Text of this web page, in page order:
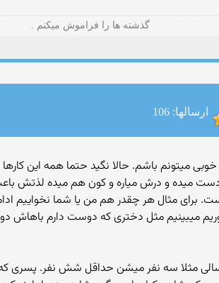
گذشته ها را فراموش میکنم .
ارسالها: 106
میتونم باشم. حالا نگید حتما همه این
میده و درش میاره و کون هم میده لذتش
برای مثال هر چقدر هم من یا شما نخواییم
میبینیم مثل دختری که دوست دارم
مثلا سه نفر میشن حداقل شش نفر. پسری